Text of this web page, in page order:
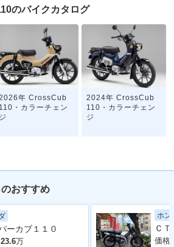
のバイクカタログ
年 CrossCub
110・カラーチェン
ジ
2024年 CrossCub
110・カラーチェン
ジ
年 CrossCub
・マイナーチェ
ンジ
2021年 CrossCub
110・特別・限定仕
おすすめ
ーカブ１１０
23.6万
ホン
価格: